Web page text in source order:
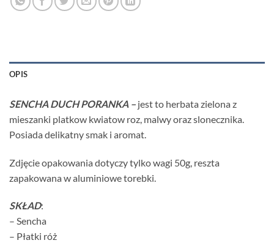
OPIS
SENCHA DUCH PORANKA – jest to herbata zielona z
mieszanki platkow kwiatow roz, malwy oraz slonecznika.
Posiada delikatny smak i aromat.
Zdjęcie opakowania dotyczy tylko wagi 50g, reszta
zapakowana w aluminiowe torebki.
SKŁAD:
– Sencha
– Płatki róż